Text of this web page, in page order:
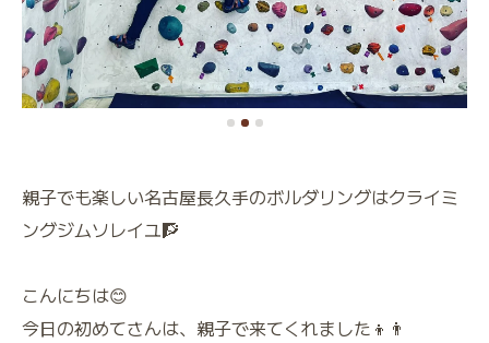
親子でも楽しい名古屋長久手のボルダリングはクライミ
ングジムソレイユ🧗
こんにちは😊
今日の初めてさんは、親子で来てくれました👦👨